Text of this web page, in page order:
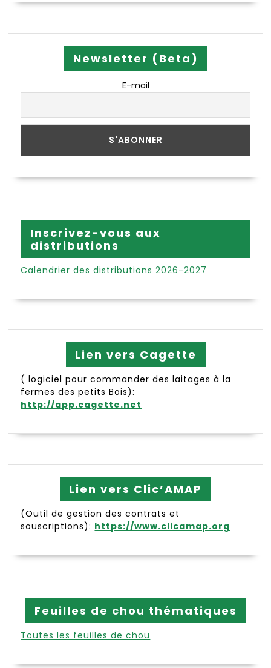
Newsletter (Beta)
E-mail
Inscrivez-vous aux
distributions
Calendrier des distributions 2026-2027
Lien vers Cagette
( logiciel pour commander des laitages à la
fermes des petits Bois):
http://app.cagette.net
Lien vers Clic’AMAP
(Outil de gestion des contrats et
souscriptions): https://www.clicamap.org
Feuilles de chou thématiques
Toutes les feuilles de chou